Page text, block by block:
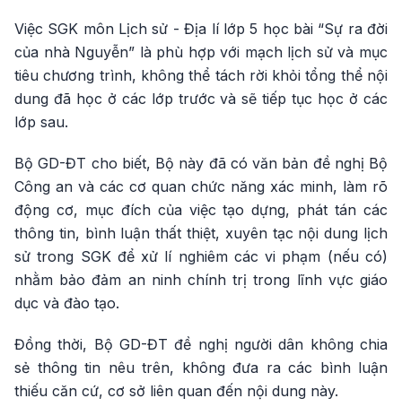
Việc SGK môn Lịch sử - Địa lí lớp 5 học bài “Sự ra đời
của nhà Nguyễn” là phù hợp với mạch lịch sử và mục
tiêu chương trình, không thể tách rời khỏi tổng thể nội
dung đã học ở các lớp trước và sẽ tiếp tục học ở các
lớp sau.
Bộ GD-ĐT cho biết, Bộ này đã có văn bản đề nghị Bộ
Công an và các cơ quan chức năng xác minh, làm rõ
động cơ, mục đích của việc tạo dựng, phát tán các
thông tin, bình luận thất thiệt, xuyên tạc nội dung lịch
sử trong SGK để xử lí nghiêm các vi phạm (nếu có)
nhằm bảo đảm an ninh chính trị trong lĩnh vực giáo
dục và đào tạo.
Đồng thời, Bộ GD-ĐT đề nghị người dân không chia
sẻ thông tin nêu trên, không đưa ra các bình luận
thiếu căn cứ, cơ sở liên quan đến nội dung này.